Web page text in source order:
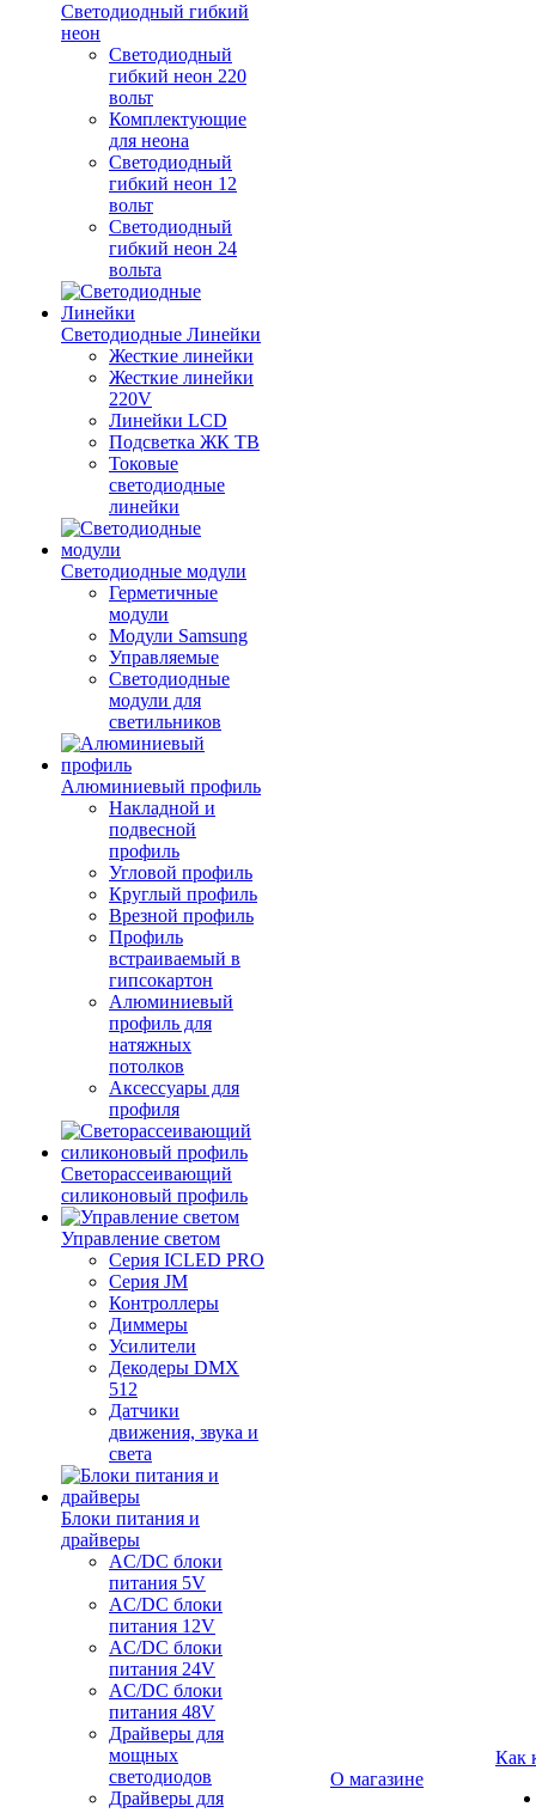
Светодиодный гибкий
неон
Светодиодный
гибкий неон 220
вольт
Комплектующие
для неона
Светодиодный
гибкий неон 12
вольт
Светодиодный
гибкий неон 24
вольта
Светодиодные Линейки
Жесткие линейки
Жесткие линейки
220V
Линейки LCD
Подсветка ЖК ТВ
Токовые
светодиодные
линейки
Светодиодные модули
Герметичные
модули
Модули Samsung
Управляемые
Светодиодные
модули для
светильников
Алюминиевый профиль
Накладной и
подвесной
профиль
Угловой профиль
Круглый профиль
Врезной профиль
Профиль
встраиваемый в
гипсокартон
Алюминиевый
профиль для
натяжных
потолков
Аксессуары для
профиля
Светорассеивающий
силиконовый профиль
Управление светом
Серия ICLED PRO
Серия JM
Контроллеры
Диммеры
Усилители
Декодеры DMX
512
Датчики
движения, звука и
света
Блоки питания и
драйверы
AC/DC блоки
питания 5V
AC/DC блоки
питания 12V
AC/DC блоки
питания 24V
AC/DC блоки
питания 48V
Драйверы для
мощных
светодиодов
Драйверы для
О магазине
Как